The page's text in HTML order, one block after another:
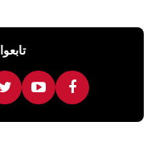
تابعوا Carino News